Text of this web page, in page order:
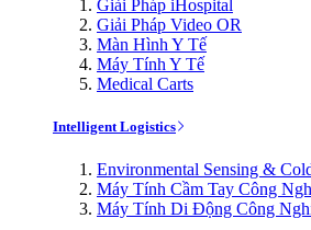
Giải Pháp iHospital
Giải Pháp Video OR
Màn Hình Y Tế
Máy Tính Y Tế
Medical Carts
Intelligent Logistics
Environmental Sensing &
Máy Tính Cầm Tay Công
Máy Tính Di Động Công